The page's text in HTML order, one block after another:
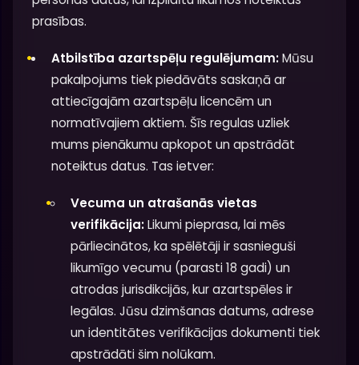
prasības.
Atbilstība azartspēļu regulējumam:Mūsu
pakalpojums tiek piedāvāts saskaņā ar
attiecīgajām azartspēļu licencēm un
normatīvajiem aktiem. Šīs regulas uzliek
mums pienākumu apkopot un apstrādāt
noteiktus datus. Tas ietver:
Vecuma un atrašanās vietas
verifikācija:Likumi pieprasa, lai mēs
pārliecinātos, ka spēlētāji ir sasnieguši
likumīgo vecumu (parasti 18 gadi) un
atrodas jurisdikcijās, kur azartspēles ir
legālas. Jūsu dzimšanas datums, adrese
un identitātes verifikācijas dokumenti tiek
apstrādāti šim nolūkam.